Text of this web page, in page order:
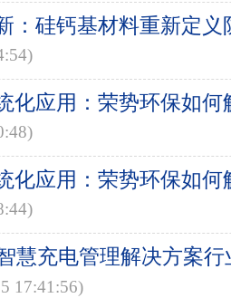
：硅钙基材料重新定义
化应用：荣势环保如何
化应用：荣势环保如何
慧充电管理解决方案
17:41:56)